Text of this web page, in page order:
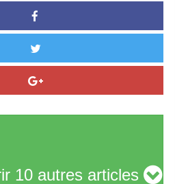
10 autres articles